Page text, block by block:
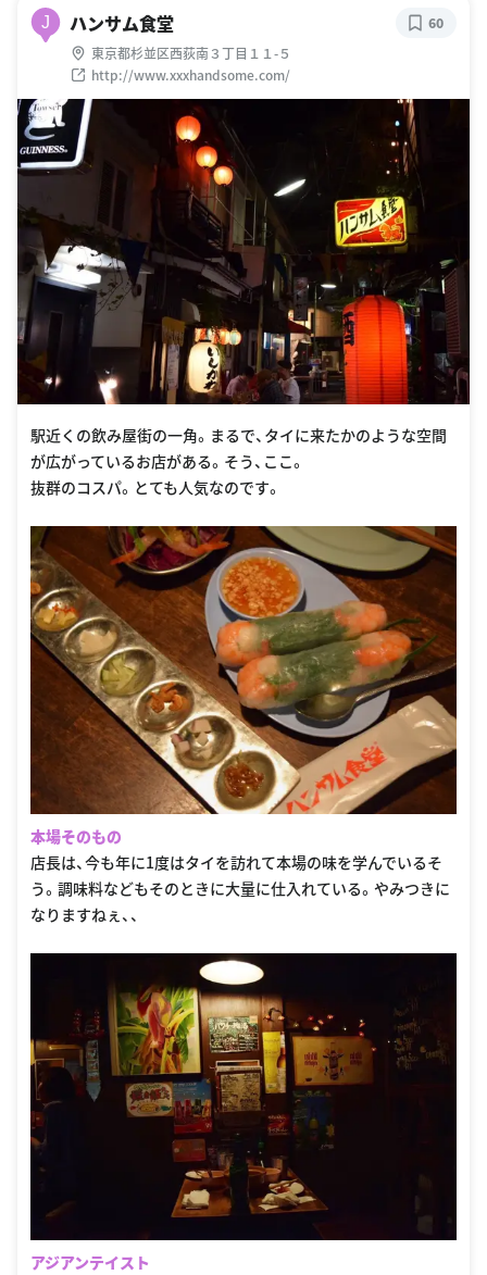
J ハンサム食堂
東京都杉並区西荻南３丁目１１-５
http://www.xxxhandsome.com/
60
駅近くの飲み屋街の一角。まるで、タイに来たかのような空間
が広がっているお店がある。そう、ここ。
抜群のコスパ。とても人気なのです。
本場そのもの
店長は、今も年に1度はタイを訪れて本場の味を学んでいるそ
う。調味料などもそのときに大量に仕入れている。やみつきに
なりますねぇ、、
アジアンテイスト